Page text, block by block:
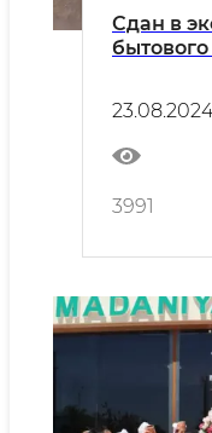
Сдан в
23.08.2024
3991